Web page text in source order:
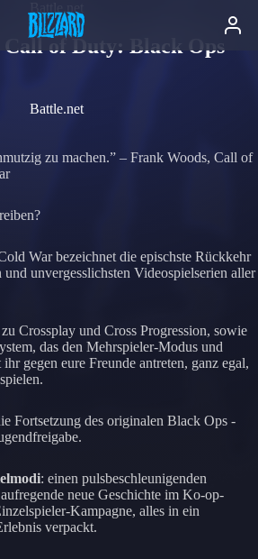
of Duty: Black Ops
Battle.net
zu machen.” – Frank Woods, Call of
War bezeichnet die epischste Rückkehr
und unvergesslichsten Videospielserien aller
Crossplay und Cross Progression, sowie
das den Mehrspieler-Modus und
gegen eure Freunde antreten, ganz egal,
Fortsetzung des originalen Black Ops -
: einen pulsbeschleunigenden
neue Geschichte im Ko-op-
Kampagne, alles in ein
verpackt.